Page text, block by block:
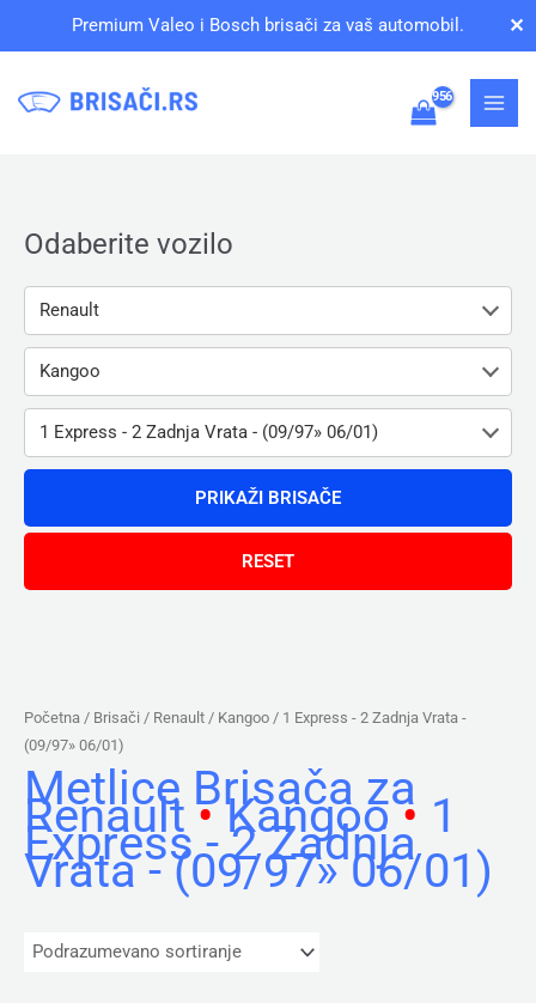
Premium Valeo i Bosch brisači za vaš automobil. ✕
Odaberite vozilo
Renault
Kangoo
1 Express - 2 Zadnja Vrata - (09/97» 06/01)
Početna / Brisači / Renault / Kangoo / 1 Express - 2 Zadnja Vrata -
(09/97» 06/01)
Metlice Brisača za
Renault •Kangoo• 1
Express - 2 Zadnja
Vrata - (09/97» 06/01)